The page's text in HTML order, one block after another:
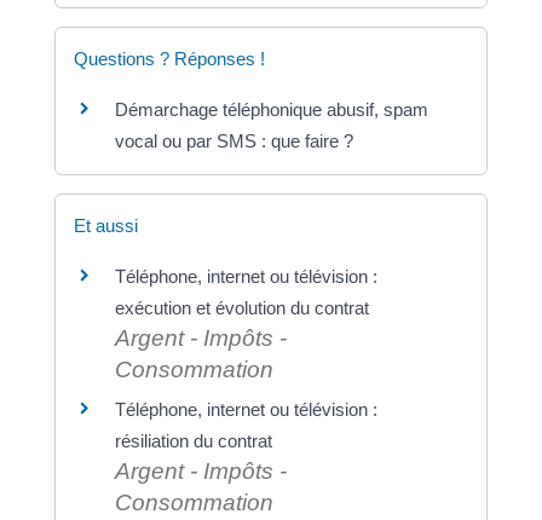
Questions ? Réponses !
Démarchage téléphonique abusif, spam
vocal ou par SMS : que faire ?
Et aussi
Téléphone, internet ou télévision :
exécution et évolution du contrat
Argent - Impôts -
Consommation
Téléphone, internet ou télévision :
résiliation du contrat
Argent - Impôts -
Consommation